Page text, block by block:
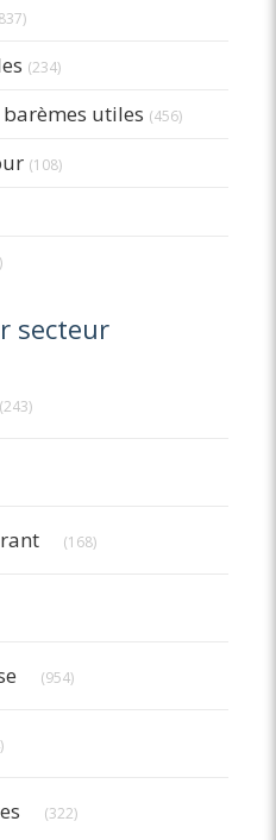
(234)
utiles (456)
(108)
secteur
(243)
(168)
(954)
(322)